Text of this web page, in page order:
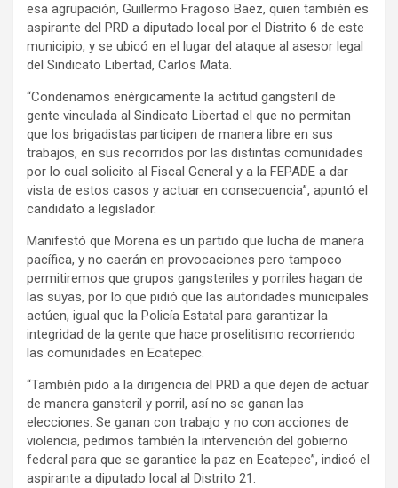
esa agrupación, Guillermo Fragoso Baez, quien también es
aspirante del PRD a diputado local por el Distrito 6 de este
municipio, y se ubicó en el lugar del ataque al asesor legal
del Sindicato Libertad, Carlos Mata.
“Condenamos enérgicamente la actitud gangsteril de
gente vinculada al Sindicato Libertad el que no permitan
que los brigadistas participen de manera libre en sus
trabajos, en sus recorridos por las distintas comunidades
por lo cual solicito al Fiscal General y a la FEPADE a dar
vista de estos casos y actuar en consecuencia”, apuntó el
candidato a legislador.
Manifestó que Morena es un partido que lucha de manera
pacífica, y no caerán en provocaciones pero tampoco
permitiremos que grupos gangsteriles y porriles hagan de
las suyas, por lo que pidió que las autoridades municipales
actúen, igual que la Policía Estatal para garantizar la
integridad de la gente que hace proselitismo recorriendo
las comunidades en Ecatepec.
“También pido a la dirigencia del PRD a que dejen de actuar
de manera gansteril y porril, así no se ganan las
elecciones. Se ganan con trabajo y no con acciones de
violencia, pedimos también la intervención del gobierno
federal para que se garantice la paz en Ecatepec”, indicó el
aspirante a diputado local al Distrito 21.